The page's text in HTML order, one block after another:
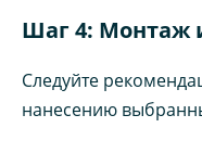
Шаг 4: Монтаж
Следуйте
нанесению